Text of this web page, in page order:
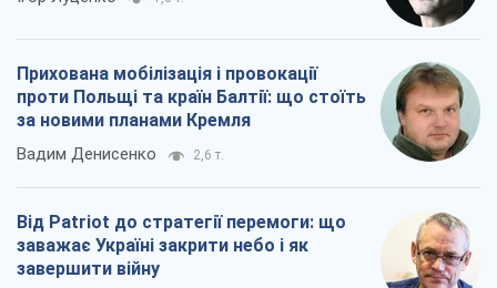
Прихована мобілізація і провокації
проти Польщі та країн Балтії: що стоїть
за новими планами Кремля
Вадим Денисенко 2,6 т.
Від Patriot до стратегії перемоги: що
заважає Україні закрити небо і як
завершити війну